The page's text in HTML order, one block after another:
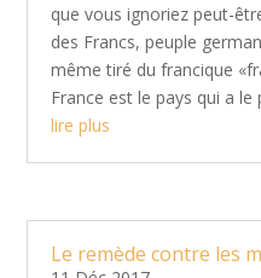
que vous ignoriez peut-
des Francs, peuple
même tiré du francique
France est le pays qui a le
lire plus
Le remède contre les